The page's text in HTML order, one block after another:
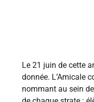
Le 21 juin de cette
donnée. L’Amicale
nommant au sein